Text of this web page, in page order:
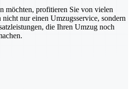
möchten, profitieren Sie von vielen
nur einen Umzugsservice, sondern
die Ihren Umzug noch